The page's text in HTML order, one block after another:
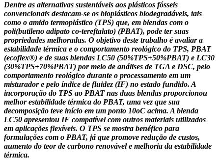
Dentre as alternativas sustentáveis aos plásticos fósseis
convencionais destacam-se os bioplásticos biodegradáveis, tais
como o amido termoplástico (TPS) que, em blendas com o
poli(butileno adipato co-tereftalato) (PBAT), pode ter suas
propriedades melhoradas. O objetivo deste trabalho é avaliar a
estabilidade térmica e o comportamento reológico do TPS, PBAT
(ecoflex®) e de suas blendas LC50 (50%TPS+50%PBAT) e LC30
(30%TPS+70%PBAT) por meio de análises de TGA e DSC, pelo
comportamento reológico durante o processamento em um
misturador e pelo índice de fluidez (IF) no estado fundido. A
incorporação do TPS ao PBAT nas duas blendas proporcionou
melhor estabilidade térmica do PBAT, uma vez que sua
decomposição teve início em um ponto 10oC acima. A blenda
LC50 apresentou IF compatível com outros materiais utilizados
em aplicações flexíveis. O TPS se mostra benéfico para
formulações com o PBAT, já que promove redução de custos,
aumento do teor de carbono renovável e melhoria da estabilidade
térmica.